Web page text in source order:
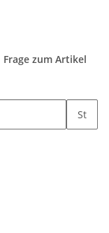
Frage zum Artikel
St